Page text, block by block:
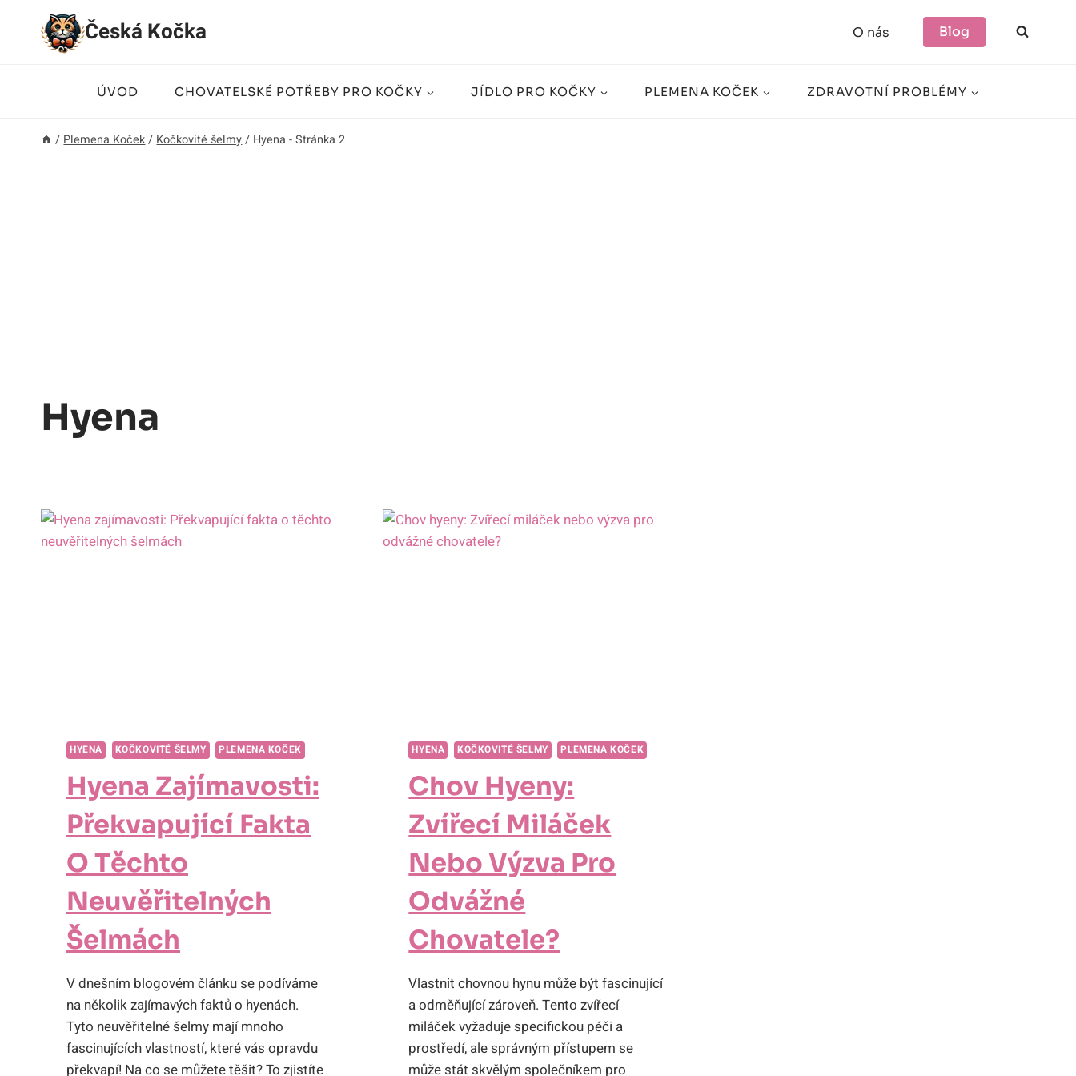
Přeskočit
Česká Kočka O nás Blog
ÚVOD CHOVATELSKÉ POTŘEBY PRO KOČKY JÍDLO PRO KOČKY PLEMENA KOČEK ZDRAVOTNÍ PROBLÉMY
/ Plemena Koček/ Kočkovité šelmy/ Hyena - Stránka 2
Hyena
HYENA KOČKOVITÉ ŠELMY PLEMENA KOČEK
Hyena Zajímavosti:
Překvapující Fakta
O Těchto
Neuvěřitelných
Šelmách
V dnešním blogovém článku se podíváme
na několik zajímavých faktů o hyenách.
Tyto neuvěřitelné šelmy mají mnoho
fascinujících vlastností, které vás opravdu
překvapí! Na co se můžete těšit? To zjistíte
HYENA KOČKOVITÉ ŠELMY PLEMENA KOČEK
Chov Hyeny:
Zvířecí Miláček
Nebo Výzva Pro
Odvážné
Chovatele?
Vlastnit chovnou hynu může být fascinující
a odměňující zároveň. Tento zvířecí
miláček vyžaduje specifickou péči a
prostředí, ale správným přístupem se
může stát skvělým společníkem pro